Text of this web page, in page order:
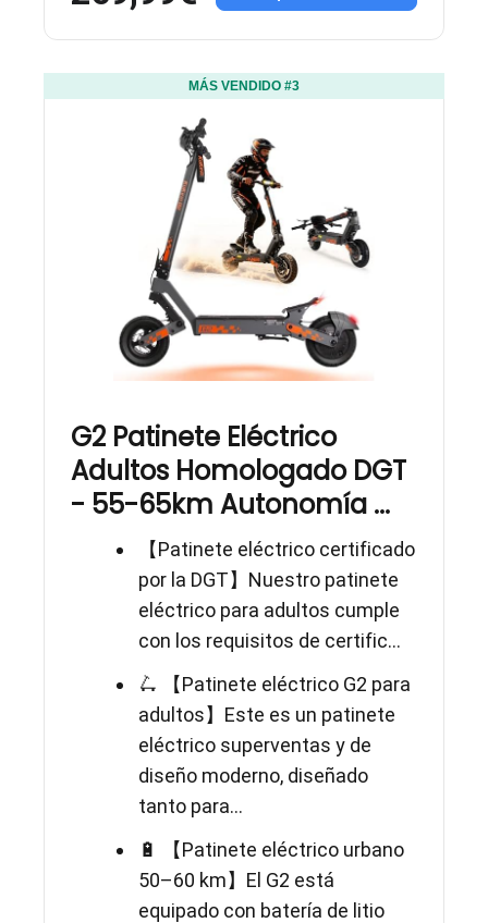
MÁS VENDIDO #3
G2 Patinete Eléctrico
Adultos Homologado DGT
- 55-65km Autonomía ...
【Patinete eléctrico certificado
por la DGT】Nuestro patinete
eléctrico para adultos cumple
con los requisitos de certific...
🛴 【Patinete eléctrico G2 para
adultos】Este es un patinete
eléctrico superventas y de
diseño moderno, diseñado
tanto para...
🔋 【Patinete eléctrico urbano
50–60 km】El G2 está
equipado con batería de litio